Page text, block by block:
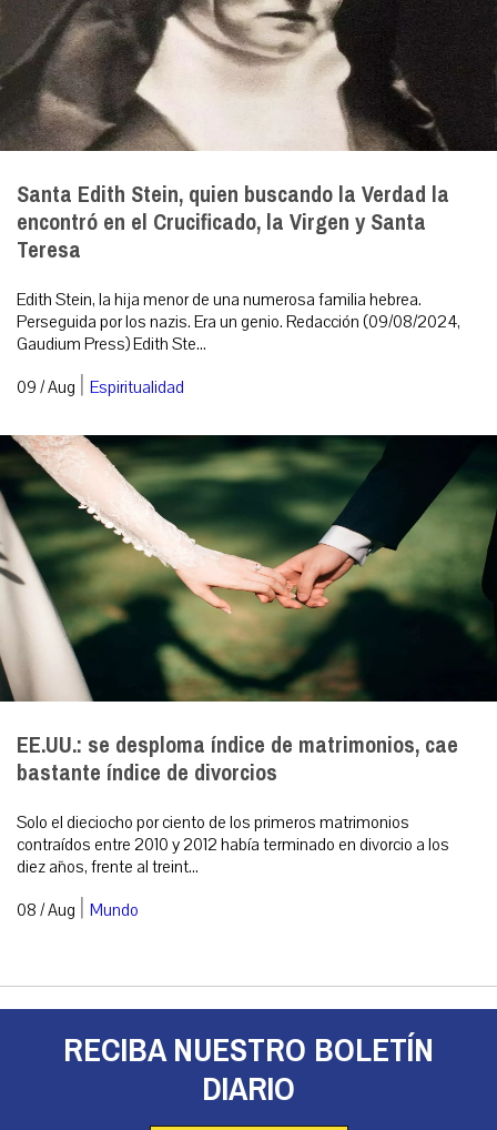
Santa Edith Stein, quien buscando la Verdad la
encontró en el Crucificado, la Virgen y Santa
Teresa
Edith Stein, la hija menor de una numerosa familia hebrea.
Perseguida por los nazis. Era un genio. Redacción (09/08/2024,
Gaudium Press) Edith Ste...
09 / Aug | Espiritualidad
EE.UU.: se desploma índice de matrimonios, cae
bastante índice de divorcios
Solo el dieciocho por ciento de los primeros matrimonios
contraídos entre 2010 y 2012 había terminado en divorcio a los
diez años, frente al treint...
08 / Aug | Mundo
RECIBA NUESTRO BOLETÍN
DIARIO